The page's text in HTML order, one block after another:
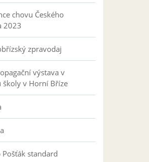
chovu Českého
2023
zpravodaj
výstava v
školy v Horní Bříze
Pošťák standard